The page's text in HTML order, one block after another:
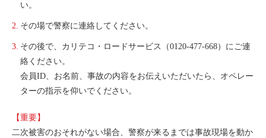
法人のお客様
料金プラン
長時間利用もおトク
社有車との比較
お客様の声
い。
その場で警察に連絡してください。
その後で、カリテコ・ロードサービス（0120-477-668）にご連
絡ください。
会員ID、 お名前、事故の内容をお伝えいただいたら、オペレー
ターの指示を仰いでください。
【重要】
二次被害のおそれがない場合、警察が来るまでは事故現場を動か